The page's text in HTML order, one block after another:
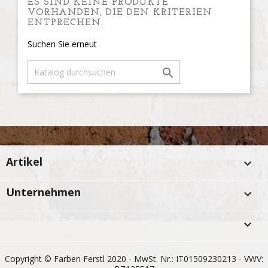
ES SIND KEINE PRODUKTE
VORHANDEN, DIE DEN KRITERIEN
ENTPRECHEN.
Suchen Sie erneut

Artikel

Unternehmen


Copyright © Farben Ferstl 2020 - MwSt. Nr.: IT01509230213 - VWV: